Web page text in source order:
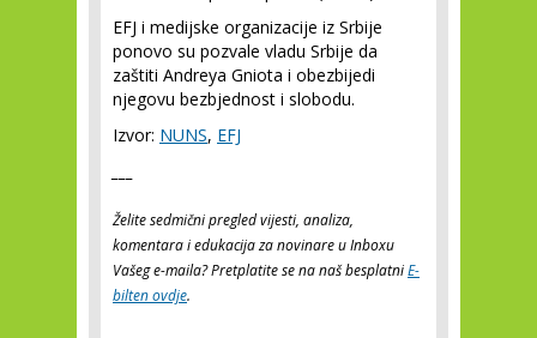
EFJ i medijske organizacije iz Srbije
ponovo su pozvale vladu Srbije da
zaštiti Andreya Gniota i obezbijedi
njegovu bezbjednost i slobodu.
Izvor: NUNS, EFJ
Želite sedmični pregled vijesti, analiza,
komentara i edukacija za novinare u Inboxu
Vašeg e-maila? Pretplatite se na naš besplatniE-
bilten ovdje.